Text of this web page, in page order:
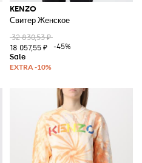
KENZO
Свитер Женское
32 830,53 ₽
18 057,55 ₽
-45%